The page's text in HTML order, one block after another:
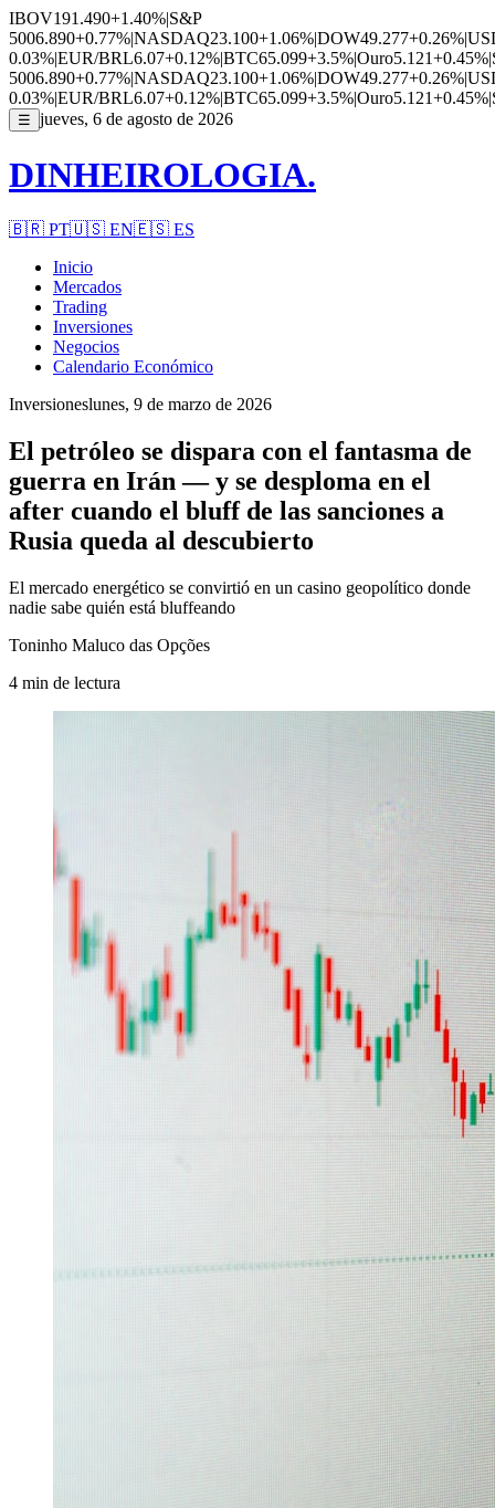
IBOV191.490+1.40%|S&P
5006.890+0.77%|NASDAQ23.100+1.06%|DOW49.277+0.26%|
0.03%|EUR/BRL6.07+0.12%|BTC65.099+3.5%|Ouro5.121+0.45%|
5006.890+0.77%|NASDAQ23.100+1.06%|DOW49.277+0.26%|
0.03%|EUR/BRL6.07+0.12%|BTC65.099+3.5%|Ouro5.121+0.45%|
☰ jueves, 6 de agosto de 2026
DINHEIROLOGIA.
🇧🇷 PT🇺🇸 EN🇪🇸 ES
Inicio
Mercados
Trading
Inversiones
Negocios
Calendario Económico
Inversioneslunes, 9 de marzo de 2026
El petróleo se dispara con el fantasma de
guerra en Irán — y se desploma en el
after cuando el bluff de las sanciones a
Rusia queda al descubierto
El mercado energético se convirtió en un casino geopolítico donde
nadie sabe quién está bluffeando
Toninho Maluco das Opções
4 min de lectura